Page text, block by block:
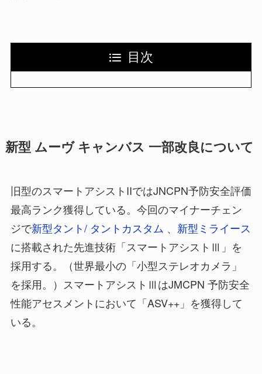
目次
新型 ムーヴ キャンバス 一部改良について
旧型のスマートアシストIIではJNCPN予防安全評価
最高ランク獲得している。今回のマイナーチェン
ジで新型タント/ タントカスタム 、 新型ミライース
に搭載された先進技術「スマートアシストⅢ」を
採用する。（世界最小の「小型ステレオカメラ」
を採用。）スマートアシストⅢはJMCPN 予防安全
性能アセスメントにおいて「ASV++」を獲得して
いる。